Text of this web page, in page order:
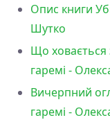
Опис книги
Шутко
Що ховається
гаремі -
Вичерпний
гаремі -